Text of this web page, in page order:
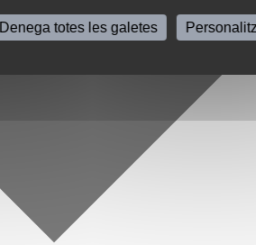
Denega totes les galetes